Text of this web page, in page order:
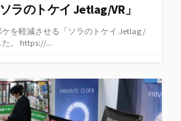
ラのトケイ Jetlag/VR」
を軽減させる「ソラのトケイ Jetlag /
。 https://...